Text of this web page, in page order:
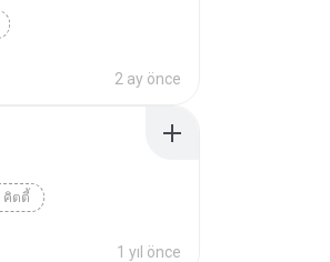
2 ay önce
คิตตี้
1 yıl önce